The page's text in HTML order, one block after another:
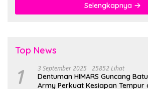
Selengkapnya
Top News
1 3 September 2025 25852 Lihat
Dentuman HIMARS Guncang
Army Perkuat Kesiapan Tempur